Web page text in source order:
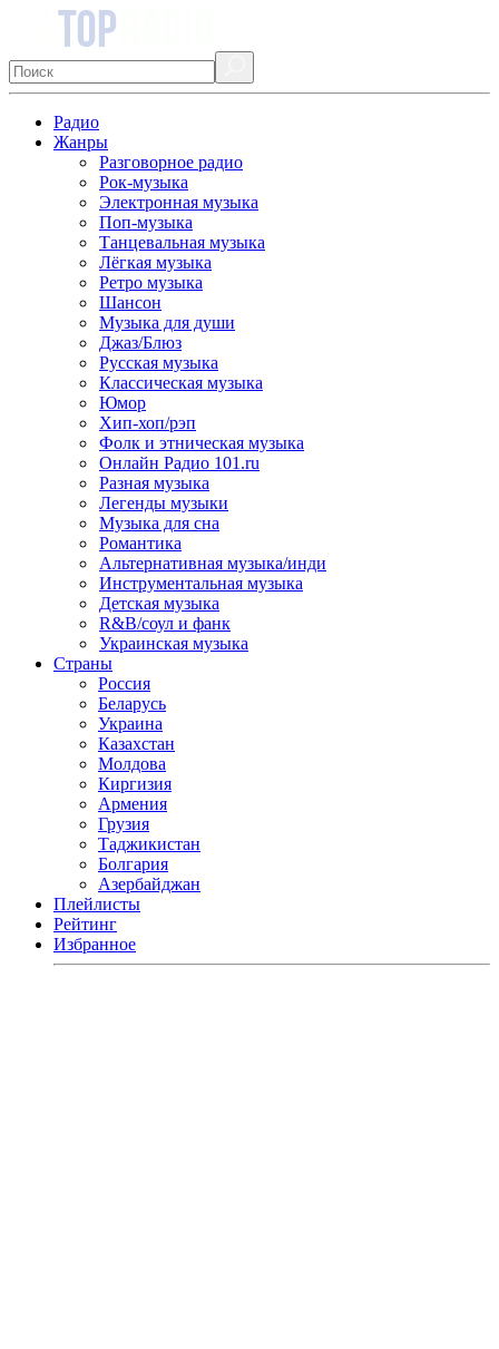
Радио
Жанры
Разговорное радио
Рок-музыка
Электронная музыка
Поп-музыка
Танцевальная музыка
Лёгкая музыка
Ретро музыка
Шансон
Музыка для души
Джаз/Блюз
Русская музыка
Классическая музыка
Юмор
Хип-хоп/рэп
Фолк и этническая музыка
Онлайн Радио 101.ru
Разная музыка
Легенды музыки
Музыка для сна
Романтика
Альтернативная музыка/инди
Инструментальная музыка
Детская музыка
R&B/cоул и фанк
Украинская музыка
Страны
Россия
Беларусь
Украина
Казахстан
Молдова
Киргизия
Армения
Грузия
Таджикистан
Болгария
Азербайджан
Плейлисты
Рейтинг
Избранное